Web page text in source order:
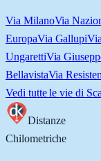
Via MilanoVia
EuropaVia Gallupi
UngarettiVia
BellavistaVia
Vedi tutte le vie di
Distanze
Chilometriche